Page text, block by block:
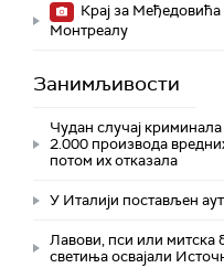
Крај за
Монтреалу
Занимљивости
Чудан случај
2.000 производа
потом их отказала
У Италији постављен
Лавови, пси или митска
светиња освајали